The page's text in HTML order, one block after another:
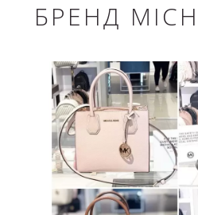
БРЕНД